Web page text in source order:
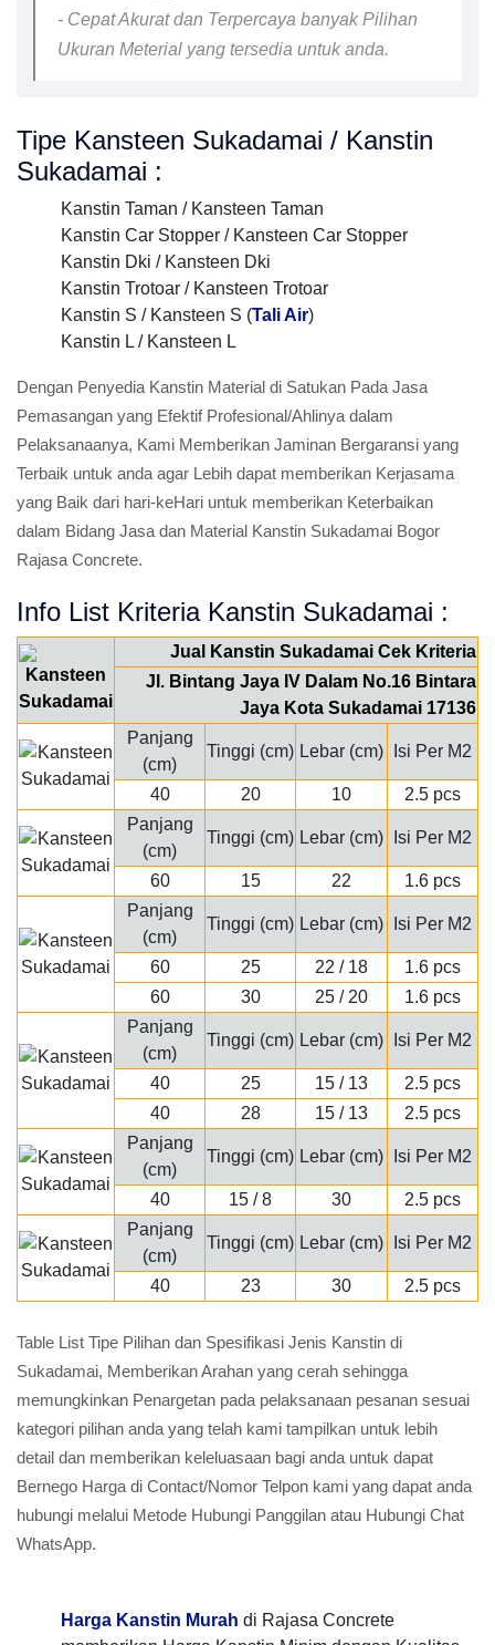
- Cepat Akurat dan Terpercaya banyak Pilihan
Ukuran Meterial yang tersedia untuk anda.
Tipe Kansteen Sukadamai / Kanstin
Sukadamai :
Kanstin Taman / Kansteen Taman
Kanstin Car Stopper / Kansteen Car Stopper
Kanstin Dki / Kansteen Dki
Kanstin Trotoar / Kansteen Trotoar
Kanstin S / Kansteen S (Tali Air)
Kanstin L / Kansteen L
Dengan Penyedia Kanstin Material di Satukan Pada Jasa
Pemasangan yang Efektif Profesional/Ahlinya dalam
Pelaksanaanya, Kami Memberikan Jaminan Bergaransi yang
Terbaik untuk anda agar Lebih dapat memberikan Kerjasama
yang Baik dari hari-keHari untuk memberikan Keterbaikan
dalam Bidang Jasa dan Material Kanstin Sukadamai Bogor
Rajasa Concrete.
Info List Kriteria Kanstin Sukadamai :
Jual Kanstin Sukadamai Cek Kriteria
Jl. Bintang Jaya IV Dalam No.16 Bintara
Jaya Kota Sukadamai 17136
Panjang
(cm)
Tinggi (cm) Lebar (cm) Isi Per M2
40 20 10
2.5 pcs
Panjang
(cm)
Tinggi (cm) Lebar (cm) Isi Per M2
60 15 22
1.6 pcs
Panjang
(cm)
Tinggi (cm) Lebar (cm) Isi Per M2
60 25 22 / 18
1.6 pcs
60
30 25 / 20
1.6 pcs
Panjang
(cm)
Tinggi (cm) Lebar (cm) Isi Per M2
40 25 15 / 13
2.5 pcs
40
28 15 / 13
2.5 pcs
Panjang
(cm)
Tinggi (cm) Lebar (cm) Isi Per M2
40 15 / 8 30
2.5 pcs
Panjang
(cm)
Tinggi (cm) Lebar (cm) Isi Per M2
40 23 30 2.5 pcs
Table List Tipe Pilihan dan Spesifikasi Jenis Kanstin di
Sukadamai, Memberikan Arahan yang cerah sehingga
memungkinkan Penargetan pada pelaksanaan pesanan sesuai
kategori pilihan anda yang telah kami tampilkan untuk lebih
detail dan memberikan keleluasaan bagi anda untuk dapat
Bernego Harga di Contact/Nomor Telpon kami yang dapat anda
hubungi melalui Metode Hubungi Panggilan atau Hubungi Chat
WhatsApp.
Harga Kanstin Murah di Rajasa Concrete